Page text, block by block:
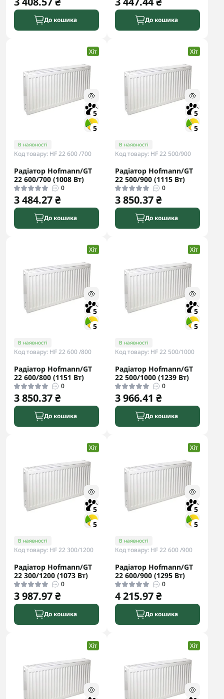
До кошика До кошика
Хіт
5
5
В наявності
Код товару: HF 22 600 /700
Радіатор Hofmann/GT
22 600/700 (1008 Вт)
0
3 484.27 ₴
До кошика
Хіт
5
5
В наявності
Код товару: HF 22 500/900
Радіатор Hofmann/GT
22 500/900 (1115 Вт)
0
3 850.37 ₴
До кошика
Хіт
5
5
В наявності
Код товару: HF 22 600 /800
Радіатор Hofmann/GT
22 600/800 (1151 Вт)
0
3 850.37 ₴
До кошика
Хіт
5
5
В наявності
Код товару: HF 22 500/1000
Радіатор Hofmann/GT
22 500/1000 (1239 Вт)
0
3 966.41 ₴
До кошика
Хіт
5
5
В наявності
Код товару: HF 22 300/1200
Радіатор Hofmann/GT
22 300/1200 (1073 Вт)
0
3 987.97 ₴
До кошика
Хіт
5
5
В наявності
Код товару: HF 22 600 /900
Радіатор Hofmann/GT
22 600/900 (1295 Вт)
0
4 215.97 ₴
До кошика
Хіт Хіт